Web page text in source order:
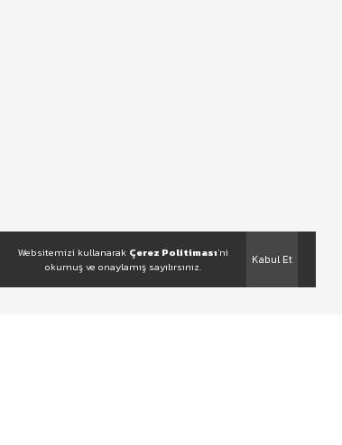
Kabul Et
Websitemizi kullanarak Çerez Politiması'ni
okumuş ve onaylamış sayılırsınız.